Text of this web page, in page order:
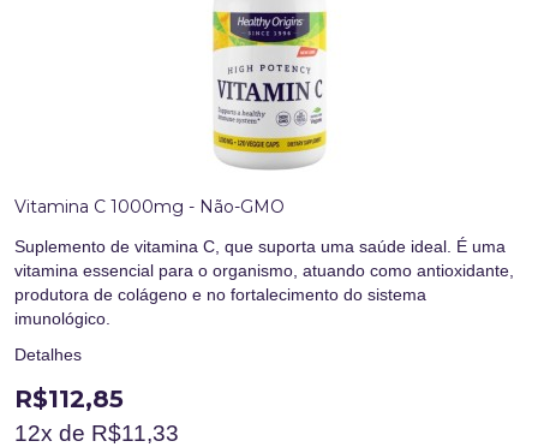
Vitamina C 1000mg - Não-GMO
Suplemento de vitamina C, que suporta uma saúde ideal. É uma
vitamina essencial para o organismo, atuando como antioxidante,
produtora de colágeno e no fortalecimento do sistema
imunológico.
Detalhes
R$112,85
12x de R$11,33